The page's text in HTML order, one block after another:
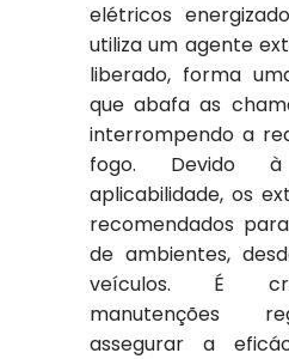
elétricos
utiliza um agente
liberado, forma
que abafa as
interrompendo a
fogo. Devido
aplicabilidade, os
recomendados
de ambientes,
veículos. É
manutenções
assegurar a